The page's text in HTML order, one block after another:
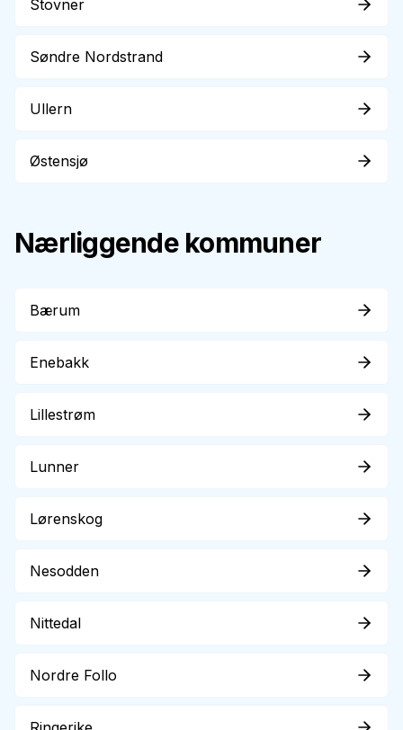
Stovner
Søndre Nordstrand
Ullern
Østensjø
Nærliggende kommuner
Bærum
Enebakk
Lillestrøm
Lunner
Lørenskog
Nesodden
Nittedal
Nordre Follo